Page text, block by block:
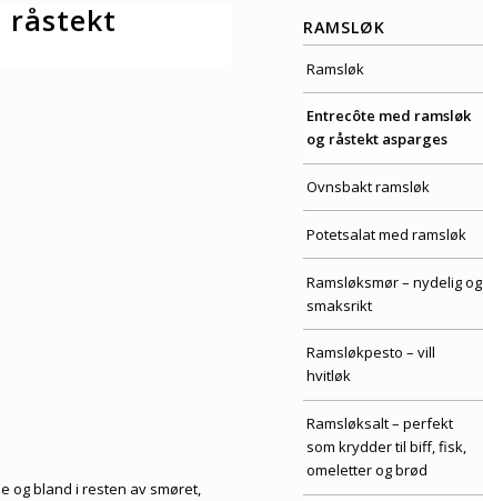
råstekt
og bland i resten av smøret,
RAMSLØK
Ramsløk
Entrecôte med ramsløk
og råstekt asparges
Ovnsbakt ramsløk
Potetsalat med ramsløk
Ramsløksmør – nydelig og
smaksrikt
Ramsløkpesto – vill
hvitløk
Ramsløksalt – perfekt
som krydder til biff, fisk,
omeletter og brød